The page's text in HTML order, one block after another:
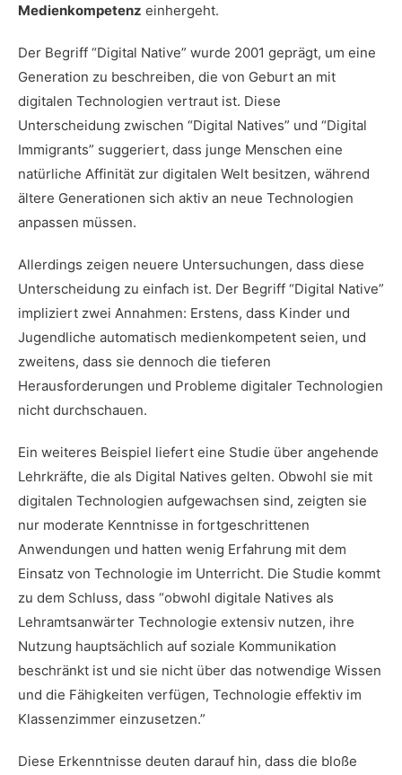
Medienkompetenz einhergeht.
Der Begriff “Digital Native” wurde 2001 geprägt, um eine
Generation zu beschreiben, die von Geburt an mit
digitalen Technologien vertraut ist. Diese
Unterscheidung zwischen “Digital Natives” und “Digital
Immigrants” suggeriert, dass junge Menschen eine
natürliche Affinität zur digitalen Welt besitzen, während
ältere Generationen sich aktiv an neue Technologien
anpassen müssen.
Allerdings zeigen neuere Untersuchungen, dass diese
Unterscheidung zu einfach ist. Der Begriff “Digital Native”
impliziert zwei Annahmen: Erstens, dass Kinder und
Jugendliche automatisch medienkompetent seien, und
zweitens, dass sie dennoch die tieferen
Herausforderungen und Probleme digitaler Technologien
nicht durchschauen.
Ein weiteres Beispiel liefert eine Studie über angehende
Lehrkräfte, die als Digital Natives gelten. Obwohl sie mit
digitalen Technologien aufgewachsen sind, zeigten sie
nur moderate Kenntnisse in fortgeschrittenen
Anwendungen und hatten wenig Erfahrung mit dem
Einsatz von Technologie im Unterricht. Die Studie kommt
zu dem Schluss, dass “obwohl digitale Natives als
Lehramtsanwärter Technologie extensiv nutzen, ihre
Nutzung hauptsächlich auf soziale Kommunikation
beschränkt ist und sie nicht über das notwendige Wissen
und die Fähigkeiten verfügen, Technologie effektiv im
Klassenzimmer einzusetzen.”
Diese Erkenntnisse deuten darauf hin, dass die bloße